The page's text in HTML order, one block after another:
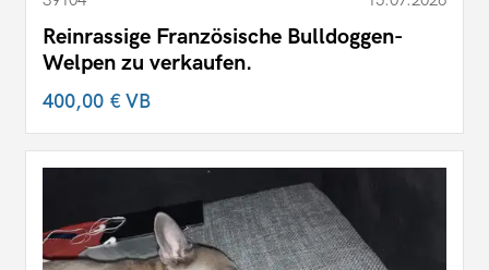
Reinrassige Französische Bulldoggen-
Welpen zu verkaufen.
400,00 €VB